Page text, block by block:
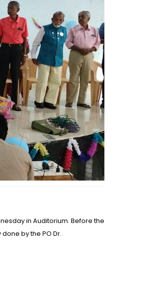
in Auditorium. Before the
by the PO Dr.